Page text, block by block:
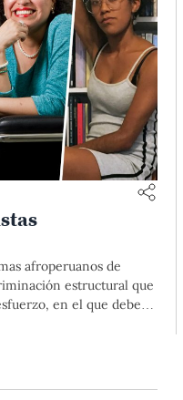
afroperuanos de
estructural que
en el que deben
por un país